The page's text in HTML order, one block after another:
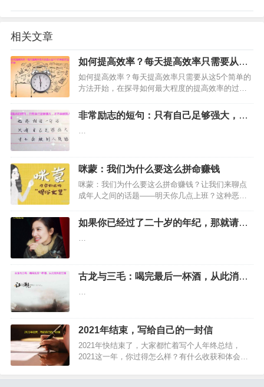
相关文章
如何提高效率？每天提高效率只需要从这5
个简单的方法开始
如何提高效率？每天提高效率只需要从这5个简单的
方法开始，在探寻如何最大程度的提高效率的过程
你会匆匆吃完早餐，然后努力使自己尽快投入一天
的工作中，每天早上就像…
非常励志的短句：只有自己足够强大，才
…
咪蒙：我们为什么要这么拼命赚钱
咪蒙：我们为什么要这么拼命赚钱？让我们来聊点
成年人之间的话题——明天你几点上班？这种恶趣
们别浪了，该回家了，谁不想明天睡个懒觉？大家
都想一直活在安逸的假期里…
如果你已经过了二十岁的年纪，那就请认
…
古龙与三毛：喝完最后一杯酒，从此消失
…
2021年结束，写给自己的一封信
2021年快结束了，大家都忙着写个人年终总结，
2021这一年，你过得怎么样？有什么收获和体会？